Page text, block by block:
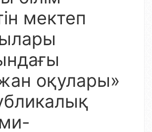
мектеп
оқулары»